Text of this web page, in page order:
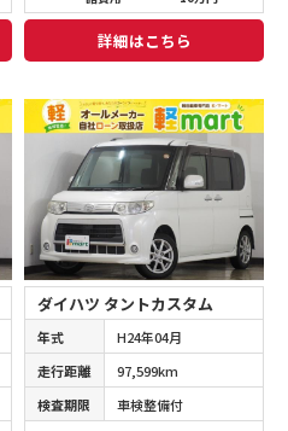
詳細はこちら
ダイハツ タントカスタム
年式
H24年04月
走行距離
97,599km
検査期限
車検整備付